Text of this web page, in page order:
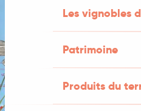
Les vignobles
Patrimoine
Produits du